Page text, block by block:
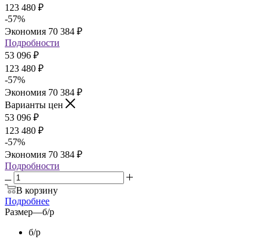
123 480 ₽
-57%
Экономия 70 384 ₽
Подробности
53 096 ₽
123 480 ₽
-57%
Экономия 70 384 ₽
Варианты цен
53 096 ₽
123 480 ₽
-57%
Экономия 70 384 ₽
Подробности
В корзину
Подробнее
Размер—б/р
б/р